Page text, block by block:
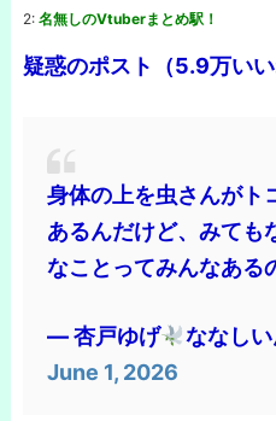
2: 名無しのVtuberまとめ駅！
疑惑のポスト（5.9万いい
身体の上を虫さんがト
あるんだけど、みて
なことってみんなある
— 杏戸ゆげ
ななし
June 1, 2026